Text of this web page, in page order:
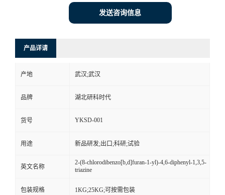
发送咨询信息
产品详请
产地 武汉;武汉
品牌 湖北研科时代
货号 YKSD-001
用途 新品研发;出口;科研;试验
英文名称
2-(8-chlorodibenzo[b,d]furan-1-yl)-4,6-diphenyl-1,3,5-
triazine
包装规格 1KG;25KG;可按需包装